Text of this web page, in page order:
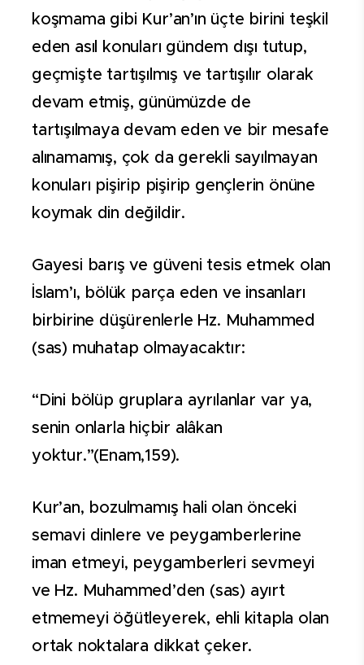
koşmama gibi Kur’an’ın üçte birini teşkil
eden asıl konuları gündem dışı tutup,
geçmişte tartışılmış ve tartışılır olarak
devam etmiş, günümüzde de
tartışılmaya devam eden ve bir mesafe
alınamamış, çok da gerekli sayılmayan
konuları pişirip pişirip gençlerin önüne
koymak din değildir.
Gayesi barış ve güveni tesis etmek olan
İslam’ı, bölük parça eden ve insanları
birbirine düşürenlerle Hz. Muhammed
(sas) muhatap olmayacaktır:
“Dini bölüp gruplara ayrılanlar var ya,
senin onlarla hiçbir alâkan
yoktur.”(Enam,159).
Kur’an, bozulmamış hali olan önceki
semavi dinlere ve peygamberlerine
iman etmeyi, peygamberleri sevmeyi
ve Hz. Muhammed’den (sas) ayırt
etmemeyi öğütleyerek, ehli kitapla olan
ortak noktalara dikkat çeker.